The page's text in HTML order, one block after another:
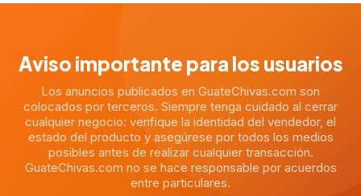
Aviso importante para los usuarios
Los anuncios publicados en GuateChivas.com son
colocados por terceros. Siempre tenga cuidado al cerrar
cualquier negocio: verifique la identidad del vendedor, el
estado del producto y asegúrese por todos los medios
posibles antes de realizar cualquier transacción.
GuateChivas.com no se hace responsable por acuerdos
entre particulares.